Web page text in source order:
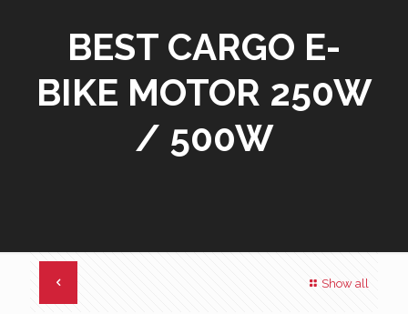
BEST CARGO E-
BIKE MOTOR 250W
/ 500W
Show all